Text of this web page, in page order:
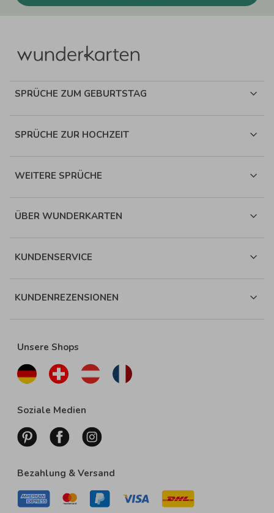
SPRÜCHE ZUM GEBURTSTAG
SPRÜCHE ZUR HOCHZEIT
WEITERE SPRÜCHE
ÜBER WUNDERKARTEN
KUNDENSERVICE
KUNDENREZENSIONEN
Unsere Shops
Soziale Medien
Bezahlung & Versand